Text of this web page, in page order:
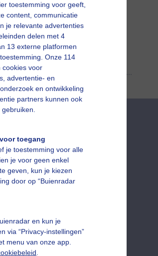
toestemming voor geeft,
content, communicatie
je relevante advertenties
delen met 4
13 externe platformen
Onze 114
cookies voor
advertentie- en
en ontwikkeling
partners kunnen ook
toegang
je toestemming voor alle
je voor geen enkel
geven, kun je kiezen
door op “Buienradar
en kun je
via “Privacy-instellingen”
menu van onze app.
De Bilt